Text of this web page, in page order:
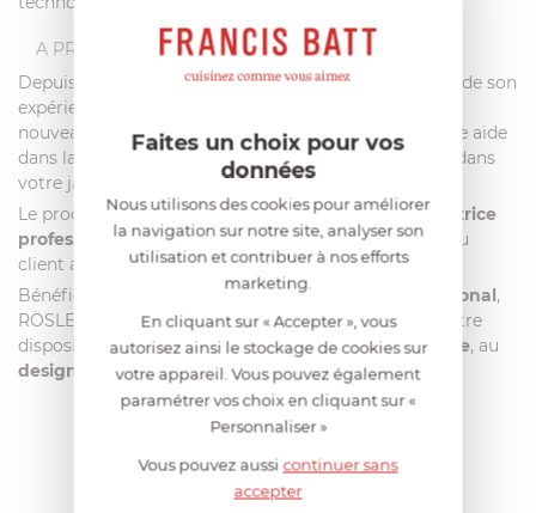
A PROPOS DE RÖSLE
Depuis 1888, RÖSLE ne cessed’innoveret se nourrit de son
expérience et de son histoire pour vous proposer de
nouveaux ustensiles qui s’avèreront être d’une grande aide
dans la cuisine de tous les jours ou lors de barbecue dans
votre jardin.
Le processus de création RÖSLE suit uneligne directrice
professionnelleetpassionnée, toujours à l’écoute du
client afin d’être au plus près de vos besoins.
Bénéficiant d’un
rayonnement désormais international ,
RÖSLE est admiré depuis plus de 125 ans et met à votre
disposition desproduits d’une qualité irréprochable, au
design moderne et épuré.
AIDE AU CHOIX
Faites un choix pour vos
données
Nous utilisons des cookies pour améliorer
la navigation sur notre site, analyser son
utilisation et contribuer à nos efforts
marketing.
En cliquant sur « Accepter », vous
autorisez ainsi le stockage de cookies sur
votre appareil. Vous pouvez également
paramétrer vos choix en cliquant sur «
Personnaliser »
Vous pouvez aussicontinuer sans
accepter